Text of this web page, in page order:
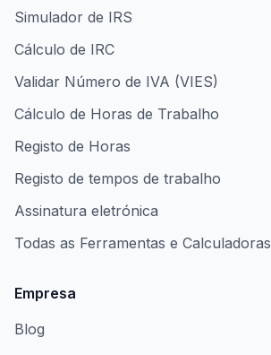
Simulador de IRS
Cálculo de IRC
Validar Número de IVA (VIES)
Cálculo de Horas de Trabalho
Registo de Horas
Registo de tempos de trabalho
Assinatura eletrónica
Todas as Ferramentas e Calculadoras
Empresa
Blog